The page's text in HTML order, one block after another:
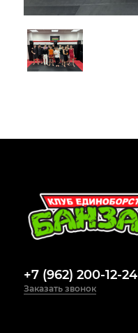
+7 (962) 200-12-24
Заказать звонок